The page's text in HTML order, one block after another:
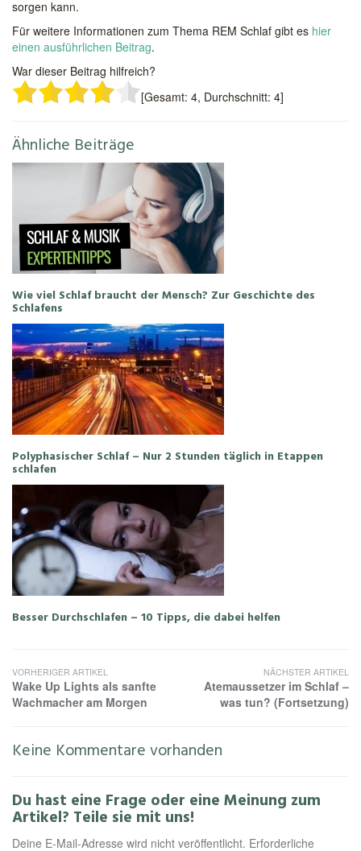
sorgen kann.
Für weitere Informationen zum Thema REM Schlaf gibt es hier
einen ausführlichen Beitrag.
War dieser Beitrag hilfreich?
[Gesamt: 4, Durchschnitt: 4]
Ähnliche Beiträge
Wie viel Schlaf braucht der Mensch? Zur Geschichte des
Schlafens
Polyphasischer Schlaf – Nur 2 Stunden täglich in Etappen
schlafen
Besser Durchschlafen – 10 Tipps, die dabei helfen
VORHERIGER ARTIKEL
Wake Up Lights als sanfte
Wachmacher am Morgen
NÄCHSTER ARTIKEL
Atemaussetzer im Schlaf –
was tun? (Fortsetzung)
Keine Kommentare vorhanden
Du hast eine Frage oder eine Meinung zum
Artikel? Teile sie mit uns!
Deine E-Mail-Adresse wird nicht veröffentlicht. Erforderliche